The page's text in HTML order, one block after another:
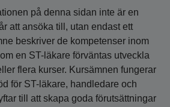
på denna sidan inte är en
att ansöka till, utan endast ett
beskriver de kompetenser inom
en ST-läkare förväntas utveckla
flera kurser. Kursämnen fungerar
för ST-läkare, handledare och
till att skapa goda förutsättningar